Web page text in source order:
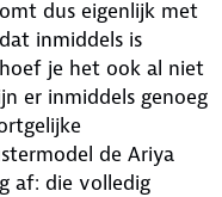
dus eigenlijk met
inmiddels is
je het ook al niet
er inmiddels genoeg
de Ariya
af: die volledig